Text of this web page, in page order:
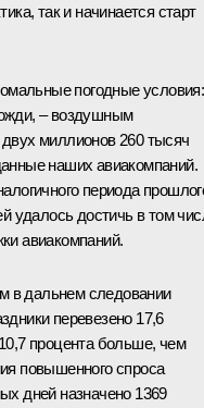
так и начинается старт
погодные условия:
– воздушным
миллионов 260 тысяч
наших авиакомпаний.
периода
удалось достичь в том
авиакомпаний.
в дальнем следовании
перевезено 17,6
процента больше, чем
повышенного спроса
дней назначено 1369